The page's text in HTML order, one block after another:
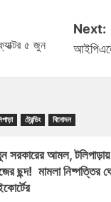
৫ জুন
Next:
ট্রেন্ডিং বিনোদন
সরকারের আমল,
ছন্দ! মামলা নিষ্পত্তির